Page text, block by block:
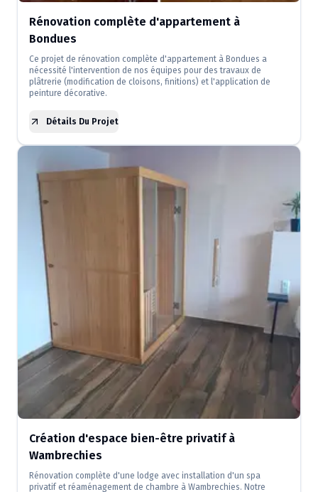
Rénovation complète d'appartement à
Bondues
Ce projet de rénovation complète d'appartement à Bondues a
nécessité l'intervention de nos équipes pour des travaux de
plâtrerie (modification de cloisons, finitions) et l'application de
peinture décorative.
Détails Du Projet
Création d'espace bien-être privatif à
Wambrechies
Rénovation complète d'une lodge avec installation d'un spa
privatif et réaménagement de chambre à Wambrechies. Notre